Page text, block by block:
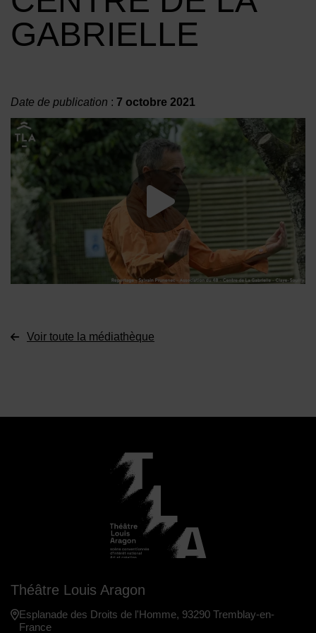
GABRIELLE
Date de publication : 7 octobre 2021
Lancer la
Voir toute la médiathèque
Théâtre Louis Aragon
Esplanade des Droits de l'Homme, 93290 Tremblay-en-
France